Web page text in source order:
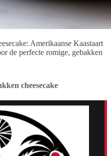
Amerikaanse Kaastaart
de perfecte romige, gebakken
cheesecake